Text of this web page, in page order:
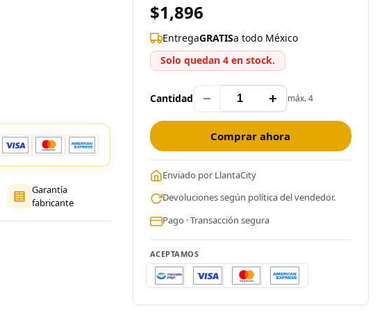
Garantía
fabricante
$1,896
EntregaGRATISa todo México
Solo quedan 4 en stock.
Cantidad − + máx. 4
Comprar ahora
Enviado por LlantaCity
Devoluciones según política del vendedor.
Pago · Transacción segura
ACEPTAMOS